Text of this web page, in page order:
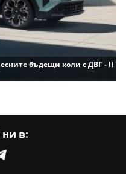
бъдещи коли с ДВГ - II
в: